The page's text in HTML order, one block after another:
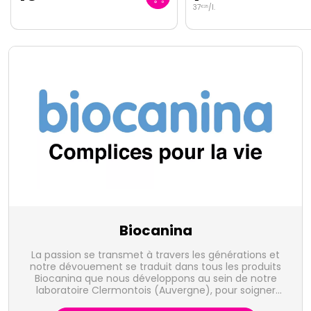
37
Biocanina
La passion se transmet à travers les générations et
notre dévouement se traduit dans tous les produits
Biocanina que nous développons au sein de notre
laboratoire Clermontois (Auvergne), pour soigner